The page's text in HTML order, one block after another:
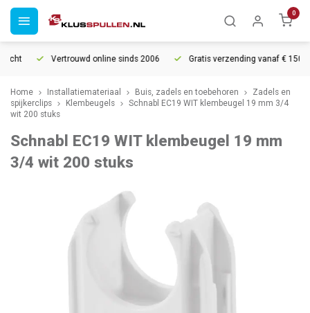
0
Vertrouwd online sinds 2006 Gratis verzending vanaf € 150
Home Installatiemateriaal Buis, zadels en toebehoren
Zadels en
spijkerclips
Klembeugels
Schnabl EC19 WIT klembeugel 19 mm 3/4
wit 200 stuks
Schnabl EC19 WIT klembeugel 19 mm
3/4 wit 200 stuks